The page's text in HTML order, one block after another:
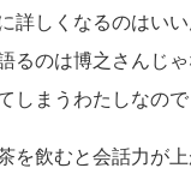
詳しくなるのはい
るのは博之さんじ
しまうわたしなので
を飲むと会話力が